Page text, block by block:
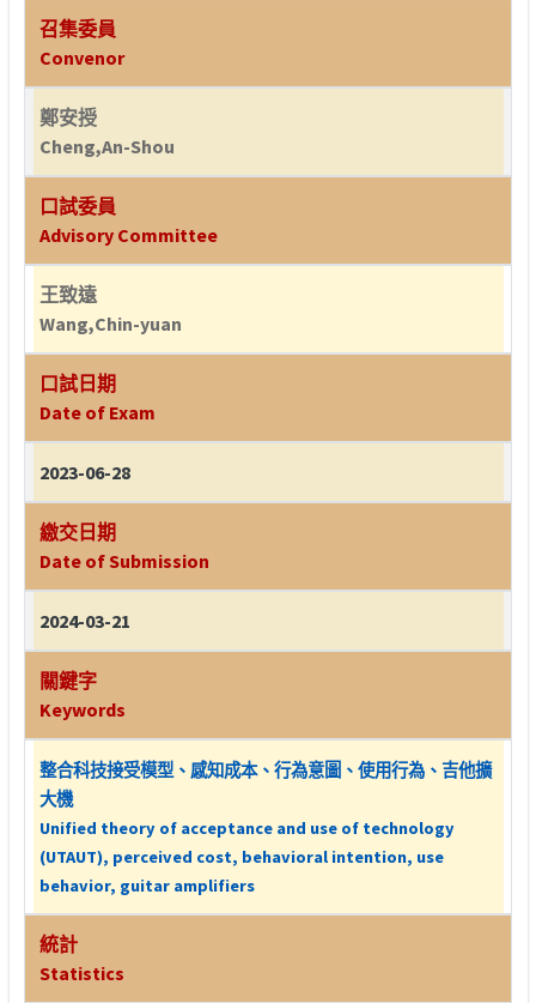
召集委員
Convenor
鄭安授
Cheng,An-Shou
口試委員
Advisory Committee
王致遠
Wang,Chin-yuan
口試日期
Date of Exam
2023-06-28
繳交日期
Date of Submission
2024-03-21
關鍵字
Keywords
整合科技接受模型、感知成本、行為意圖、使用行為、吉他擴
大機
Unified theory of acceptance and use of technology
(UTAUT), perceived cost, behavioral intention, use
behavior, guitar amplifiers
統計
Statistics